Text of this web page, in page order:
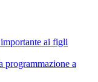
ai figli
programmazione a